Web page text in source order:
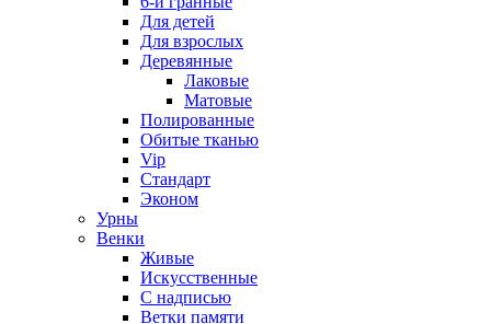
Для детей
Для взрослых
Деревянные
Лаковые
Матовые
Полированные
Обитые тканью
Vip
Стандарт
Эконом
Урны
Венки
Живые
Искусственные
С надписью
Ветки памяти